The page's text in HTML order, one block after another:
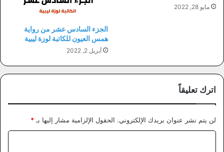
مايو 28, 2022
الجزء السادس عشر من رواية
همس العيون للكاتبة لوزة ليبية
أبريل 2, 2022
اترك تعليقاً
لن يتم نشر عنوان بريدك الإلكتروني. الحقول الإلزامية مشار إليها بـ*